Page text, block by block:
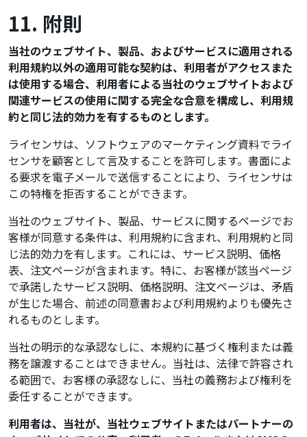
11. 附則
当社のウェブサイト、製品、およびサービスに適用される
利用規約以外の適用可能な契約は、利用者がアクセスまた
は使用する場合、利用者による当社のウェブサイトおよび
関連サービスの使用に関する完全な合意を構成し、利用規
約と同じ法的効力を有するものとします。
ライセンサは、ソフトウェアのマーケティング資料でライ
センサを顧客として言及することを許可します。書面によ
る要求を電子メールで送信することにより、ライセンサは
この特権を拒否することができます。
当社のウェブサイト、製品、サービスに関するページでお
客様が同意する条件は、利用規約に含まれ、利用規約と同
じ法的効力を有します。これには、サービス説明、価格
表、注文ページが含まれます。特に、お客様が該当ページ
で承諾したサービス説明、価格説明、注文ページは、矛盾
が生じた場合、前述の同意書および利用規約よりも優先さ
れるものとします。
当社の明示的な承認なしに、本規約に基づく権利または義
務を譲渡することはできません。当社は、法律で許容され
る範囲で、お客様の承認なしに、当社の義務および権利を
委任することができます。
利用者は、当社が、当社ウェブサイトまたはパートナーの